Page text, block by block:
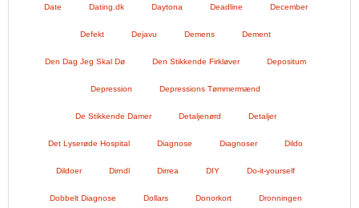
Date Dating.dk Daytona Deadline December
Defekt Dejavu Demens Dement
Den Dag Jeg Skal Dø Den Stikkende Firkløver Depositum
Depression Depressions Tømmermænd
De Stikkende Damer Detaljenørd Detaljer
Det Lyserøde Hospital Diagnose Diagnoser Dildo
Dildoer Dirndl Dirrea DIY Do-it-yourself
Dobbelt Diagnose Dollars Donorkort Dronningen